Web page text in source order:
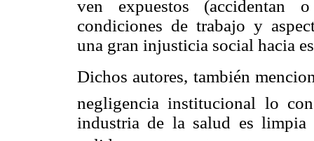
ven expuestos (accidentan
condiciones de trabajo y
una gran injusticia social hacia
Dichos autores, también
negligencia institucional lo
industria de la salud es limpia